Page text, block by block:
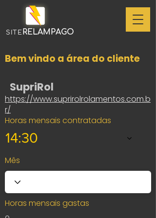
SITERELAMPAGO
Bem vindo a área do cliente
SupriRol
https://www.suprirolrolamentos.com.b
r/
Horas mensais contratadas
14:30
Mês
Horas mensais gastas